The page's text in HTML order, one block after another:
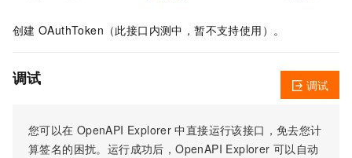
创建 OAuthToken（此接口内测中，暂不支持使用）。
调试
您可以在 OpenAPI Explorer 中直接运行该接口，免去您计
算签名的困扰。运行成功后，OpenAPI Explorer 可以自动
调试